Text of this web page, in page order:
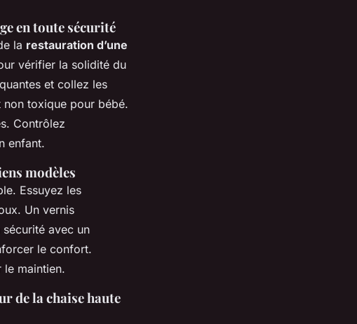
en toute sécurité
la restauration d’une
vérifier la solidité du
et collez les
non toxique pour bébé.
Contrôlez
enfant.
modèles
Essuyez les
Un vernis
avec un
le confort.
le maintien.
de la chaise haute